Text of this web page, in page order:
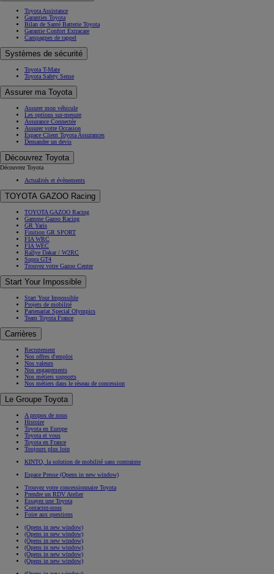
Toyota Assistance
Garanties Toyota
Bilan de Santé Batterie Toyota
Garantie Confort Extracare
Campagnes de rappel
Systèmes de sécurité
Toyota T-Mate
Toyota Safety Sense
Assurer ma Toyota
Assurer mon véhicule
Les options sur-mesure
Assurance Connectée
Assurer votre Occasion
Espace Client Toyota Assurances
Demander un devis
Découvrez Toyota
Découvrez Toyota
Actualités et évènements
TOYOTA GAZOO Racing
TOYOTA GAZOO Racing
Gamme Gazoo Racing
GR Yaris
Finition GR SPORT
FIA WRC
FIA WEC
Rallye Dakar / W2RC
Supra GT4
Trouvez votre Gazoo Center
Start Your Impossible
Start Your Impossible
Projets de mobilité
Partenariat Special Olympics
Team Toyota France
Carrières
Recrutement
Nos offres d'emploi
Nos valeurs
Nos engagements
Nos métiers supports
Nos métiers dans le réseau de concession
Le Groupe Toyota
A propos de nous
Histoire
Toyota en Europe
Toyota et vous
Toyota en France
Toujours plus loin
KINTO, la solution de mobilité sans contrainte
Espace Presse (Opens in new window)
Trouvez votre concessionnaire Toyota
Prendre un RDV Atelier
Essayez une Toyota
Contactez-nous
Foire aux questions
(Opens in new window)
(Opens in new window)
(Opens in new window)
(Opens in new window)
(Opens in new window)
(Opens in new window)